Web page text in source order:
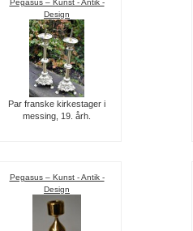
Pegasus – Kunst - Antik -
Design
Par franske kirkestager i
messing, 19. årh.
Pegasus – Kunst - Antik -
Design